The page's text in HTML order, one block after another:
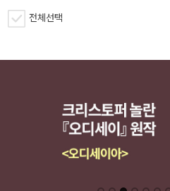
전체선택